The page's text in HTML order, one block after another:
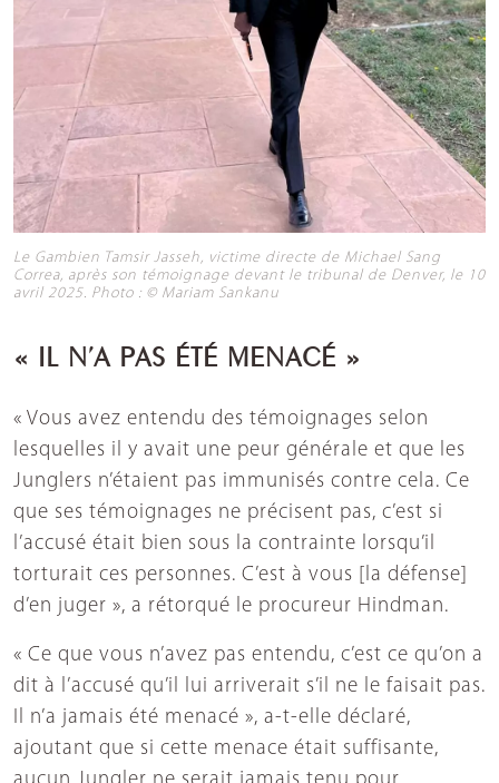
Le Gambien Tamsir Jasseh, victime directe de Michael Sang
Correa, après son témoignage devant le tribunal de Denver, le 10
avril 2025. Photo : © Mariam Sankanu
« IL N’A PAS ÉTÉ MENACÉ »
« Vous avez entendu des témoignages selon
lesquelles il y avait une peur générale et que les
Junglers n’étaient pas immunisés contre cela. Ce
que ses témoignages ne précisent pas, c’est si
l’accusé était bien sous la contrainte lorsqu’il
torturait ces personnes. C’est à vous [la défense]
d’en juger », a rétorqué le procureur Hindman.
« Ce que vous n’avez pas entendu, c’est ce qu’on a
dit à l’accusé qu’il lui arriverait s’il ne le faisait pas.
Il n’a jamais été menacé », a-t-elle déclaré,
ajoutant que si cette menace était suffisante,